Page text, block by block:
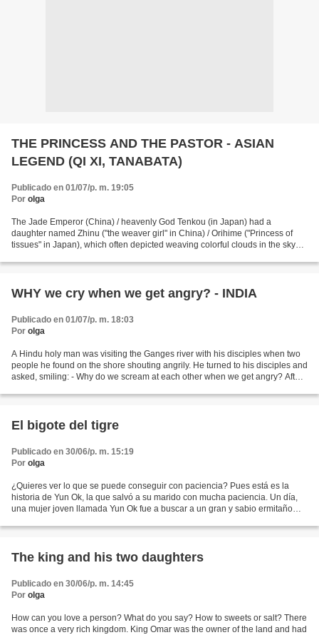
THE PRINCESS AND THE PASTOR - ASIAN
LEGEND (QI XI, TANABATA)
Publicado en 01/07/p. m. 19:05
Por olga
The Jade Emperor (China) / heavenly God Tenkou (in Japan) had a
daughter named Zhinu ("the weaver girl" in China) / Orihime ("Princess of
tissues" in Japan), which often depicted weaving colorful clouds in the sky
WHY we cry when we get angry? - INDIA
Publicado en 01/07/p. m. 18:03
Por olga
A Hindu holy man was visiting the Ganges river with his disciples when two
people he found on the shore shouting angrily. He turned to his disciples and
asked, smiling: - Why do we scream at each other when we get angry? After
El bigote del tigre
Publicado en 30/06/p. m. 15:19
Por olga
¿Quieres ver lo que se puede conseguir con paciencia? Pues está es la
historia de Yun Ok, la que salvó a su marido con mucha paciencia. Un día,
una mujer joven llamada Yun Ok fue a buscar a un gran y sabio ermitaño
The king and his two daughters
Publicado en 30/06/p. m. 14:45
Por olga
How can you love a person? What do you say? How to sweets or salt? There
was once a very rich kingdom. King Omar was the owner of the land and had